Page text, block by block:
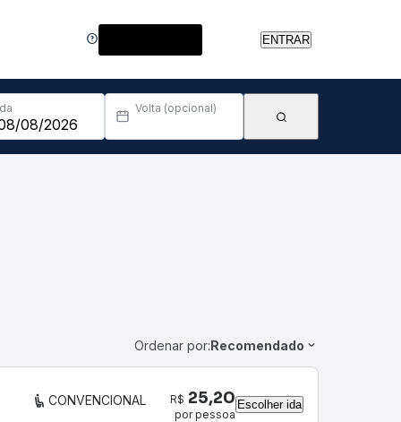
ENTRAR
Volta (opcional)
Ordenar por:Recomendado
CONVENCIONAL R$ 25,20
por pessoa
Escolher ida